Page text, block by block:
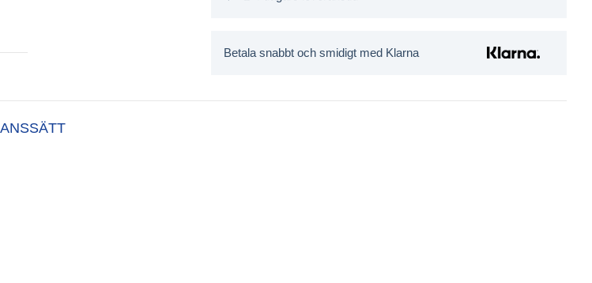
Betala snabbt och smidigt med Klarna